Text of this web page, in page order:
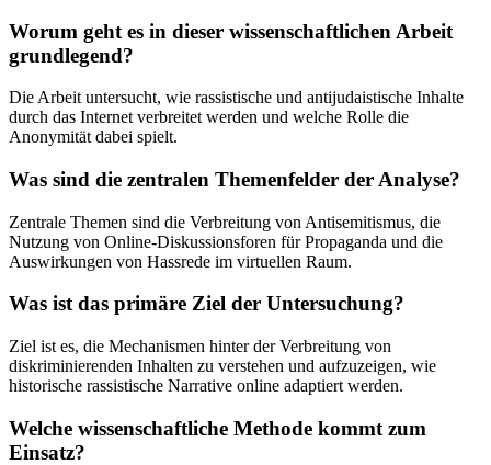
Worum geht es in dieser wissenschaftlichen Arbeit
grundlegend?
Die Arbeit untersucht, wie rassistische und antijudaistische Inhalte
durch das Internet verbreitet werden und welche Rolle die
Anonymität dabei spielt.
Was sind die zentralen Themenfelder der Analyse?
Zentrale Themen sind die Verbreitung von Antisemitismus, die
Nutzung von Online-Diskussionsforen für Propaganda und die
Auswirkungen von Hassrede im virtuellen Raum.
Was ist das primäre Ziel der Untersuchung?
Ziel ist es, die Mechanismen hinter der Verbreitung von
diskriminierenden Inhalten zu verstehen und aufzuzeigen, wie
historische rassistische Narrative online adaptiert werden.
Welche wissenschaftliche Methode kommt zum
Einsatz?